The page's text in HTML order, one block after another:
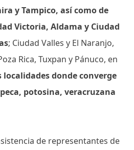
y Tampico, así como de
Victoria, Aldama y Ciudad
; Ciudad Valles y El Naranjo,
Rica, Tuxpan y Pánuco, en
donde converge
potosina, veracruzana
de representantes de